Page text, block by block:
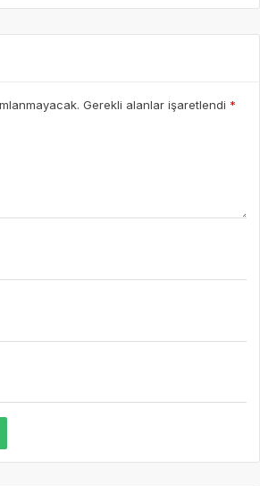
Gerekli alanlar işaretlendi *